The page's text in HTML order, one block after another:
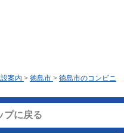
案内 > 徳島市 > 徳島市のコンビニ
プに戻る